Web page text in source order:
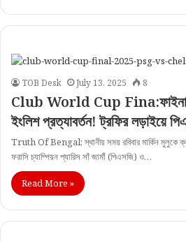
TOB Desk July 13, 2025 8
Club World Cup Fina:ফাইনালে
ইংলিশ প্রত্যাবর্তন! ট্রফির লড়াইয়ে
Truth Of Bengal: স্থানীয় সময় রবিবার মার্কিন মুলুকে
ফরাসি চ্যাম্পিয়ন প্যারিস সাঁ জার্মাঁ (পিএসজি) ও…
Read More »